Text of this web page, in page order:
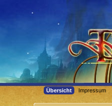
Übersicht Impressum